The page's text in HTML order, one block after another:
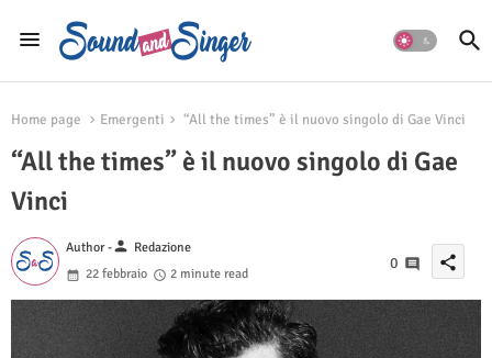
Home page Emergenti “All the times” è il nuovo singolo di Gae Vinci
“All the times” è il nuovo singolo di Gae
Vinci
Author -person Redazione
22 febbraio
2 minute read
0 share